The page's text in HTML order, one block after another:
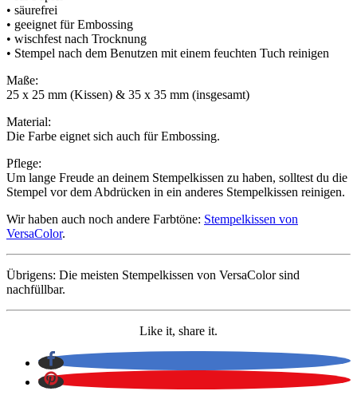
• säurefrei
• geeignet für Embossing
• wischfest nach Trocknung
• Stempel nach dem Benutzen mit einem feuchten Tuch reinigen
Maße:
25 x 25 mm (Kissen) & 35 x 35 mm (insgesamt)
Material:
Die Farbe eignet sich auch für Embossing.
Pflege:
Um lange Freude an deinem Stempelkissen zu haben, solltest du die
Stempel vor dem Abdrücken in ein anderes Stempelkissen reinigen.
Wir haben auch noch andere Farbtöne: Stempelkissen von
VersaColor.
Übrigens: Die meisten Stempelkissen von VersaColor sind
nachfüllbar.
Like it, share it.